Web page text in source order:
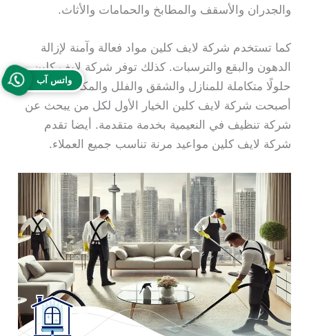
والجدران والأسقف والمطابخ والحمامات والأثاث.
كما تستخدم شركة لايف كلين مواد فعالة وآمنة لإزالة
الدهون والبقع والترسبات. كذلك توفر شركة لايف كلين
حلولًا متكاملة للمنازل والشقق والفلل والمكاتب. لذلك
أصبحت شركة لايف كلين الخيار الأول لكل من يبحث عن
شركة تنظيف في النعيمية بخدمة متقدمة. أيضا تقدم
شركة لايف كلين مواعيد مرنة تناسب جميع العملاء.
واتس آب